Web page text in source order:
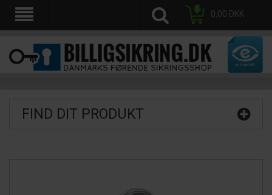
0,00 DKK
FIND DIT PRODUKT